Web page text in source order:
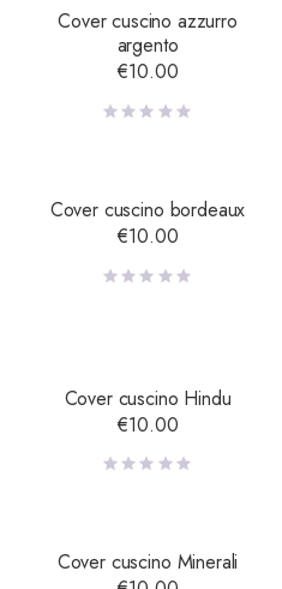
Cover cuscino azzurro
argento
€10.00
Cover cuscino bordeaux
€10.00
Cover cuscino Hindu
€10.00
Cover cuscino Minerali